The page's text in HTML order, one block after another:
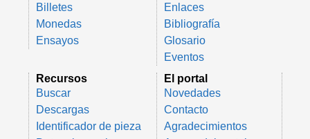
Billetes
Monedas
Ensayos
Enlaces
Bibliografía
Glosario
Eventos
Recursos
Buscar
Descargas
Identificador de pieza
El portal
Novedades
Contacto
Agradecimientos